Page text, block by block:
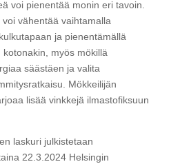
voi pienentää monin eri tavoin.
vähentää vaihtamalla
ja pienentämällä
myös mökillä
säästäen ja valita
Mökkeilijän
lisää vinkkejä ilmastofiksuun
laskuri julkistetaan
22.3.2024 Helsingin